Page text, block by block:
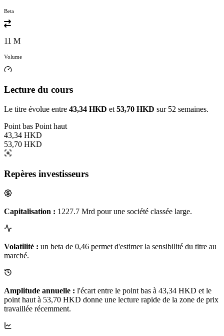
Beta
11 M
Volume
Lecture du cours
Le titre évolue entre 43,34 HKD et 53,70 HKD sur 52 semaines.
Point bas Point haut
43,34 HKD
53,70 HKD
Repères investisseurs
Capitalisation : 1227.7 Mrd pour une société classée large.
Volatilité : un beta de 0,46 permet d'estimer la sensibilité du titre au
marché.
Amplitude annuelle : l'écart entre le point bas à 43,34 HKD et le
point haut à 53,70 HKD donne une lecture rapide de la zone de prix
travaillée récemment.